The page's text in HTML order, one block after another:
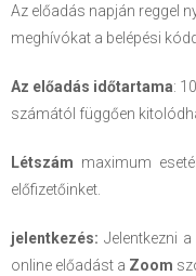
Az előadás napján reggel
meghívókat a belépési
Az előadás időtartama:
számától függően
Létszám maximum
előfizetőinket.
jelentkezés: Jelentkezni
online előadást a Zoom